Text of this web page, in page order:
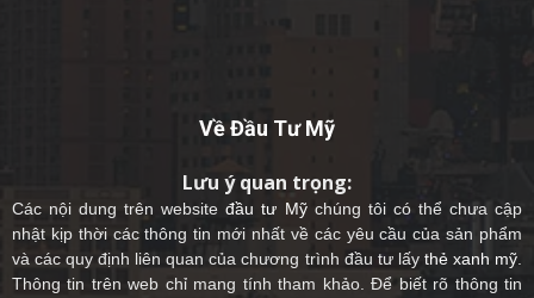
Về Đầu Tư Mỹ
Lưu ý quan trọng:
Các nội dung trên websiteđầu tư Mỹchúng tôi có thể chưa cập
nhật kịp thời các thông tin mới nhất về các yêu cầu của sản phẩm
và các quy định liên quan của chương trình đầu tư lấy thẻ xanh mỹ
Thông tin trên web chỉ mang tính tham khảo. Để biết rõ thông tin